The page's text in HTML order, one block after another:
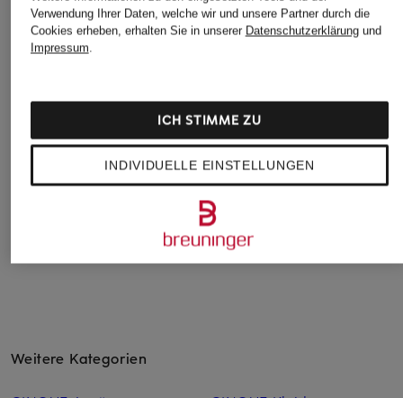
DIGEL move
Anzugsakko ALLAN
DIGEL move
BOSS
Anzugsakko
Weitere Kategorien
Verwendung Ihrer Daten, welche wir und unsere Partner durch die
Cookies erheben, erhalten Sie in unserer Datenschutzerklärungund
Impressum.
INDIVIDUELLE EINSTELLUNGEN
ICH STIMME ZU